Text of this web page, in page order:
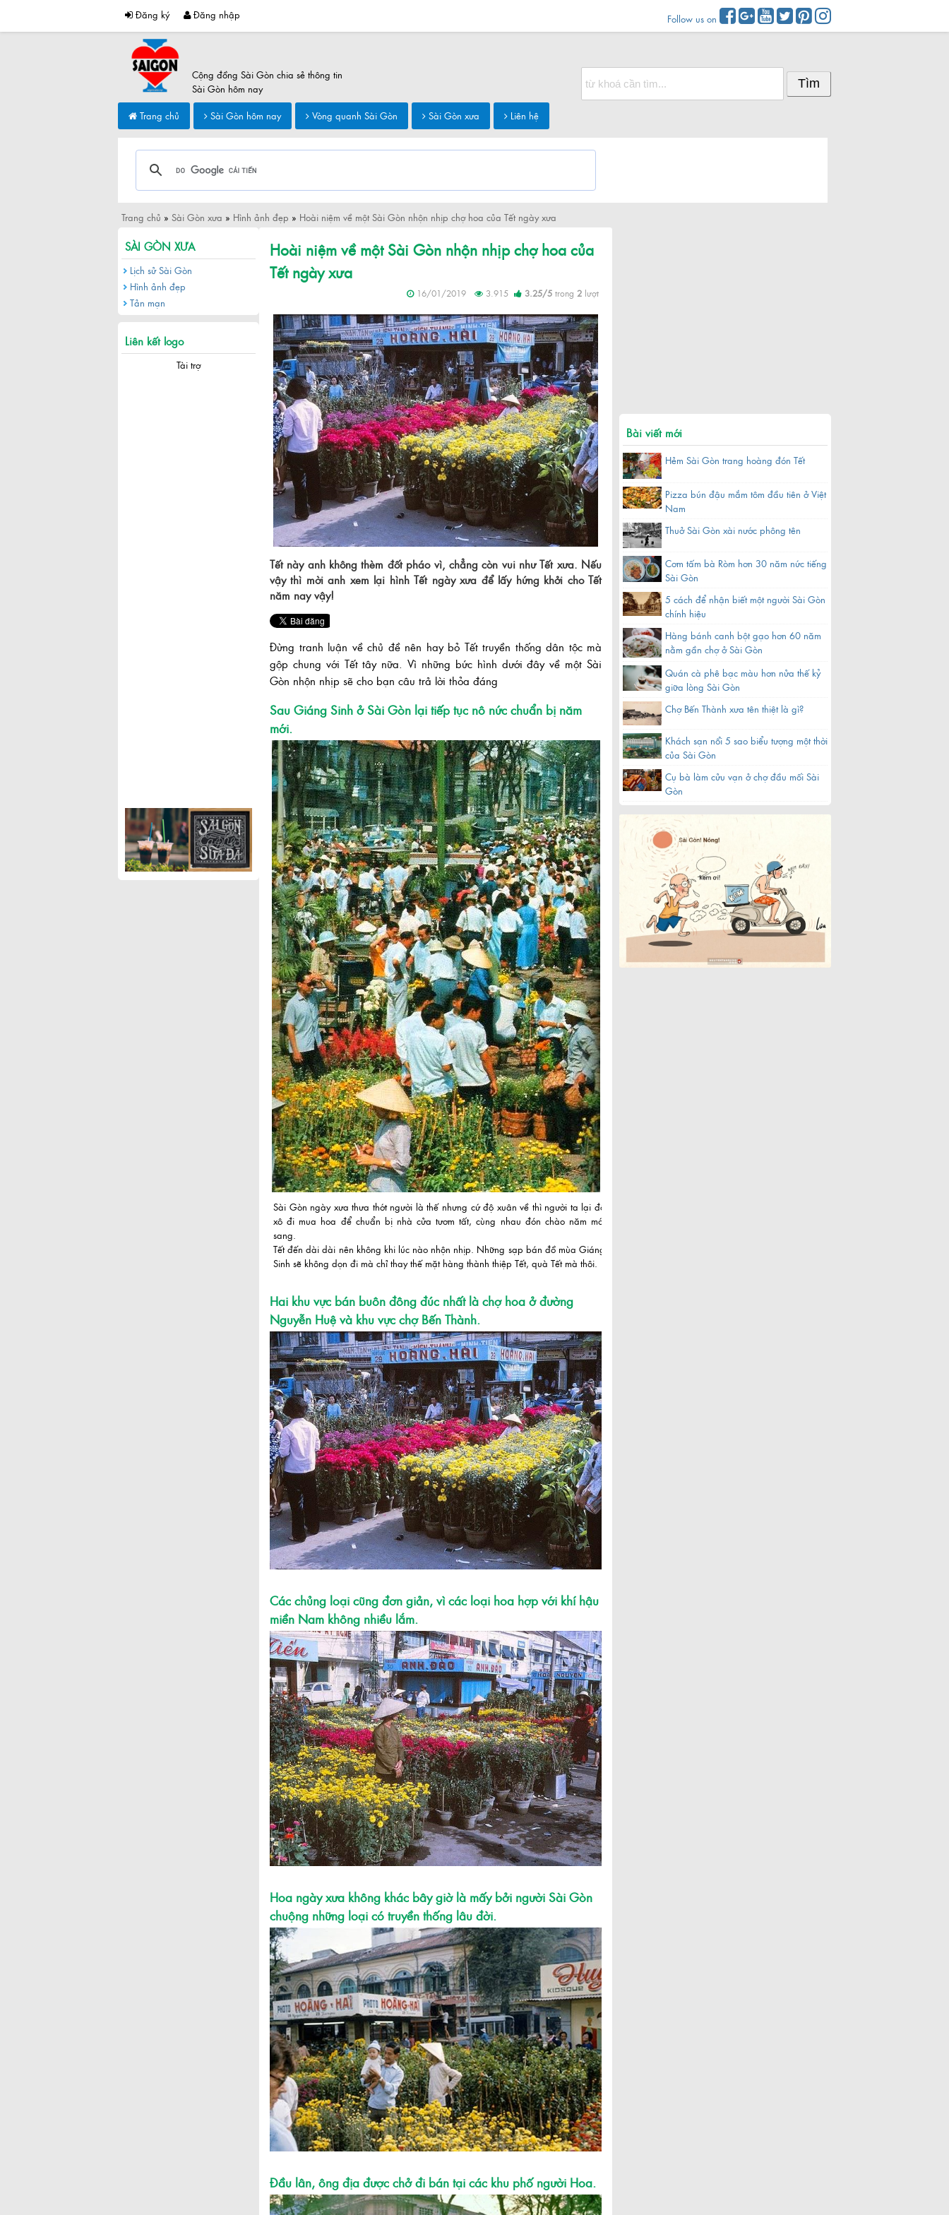
Đăng ký Đăng nhập Follow us on
Cộng đồng Sài Gòn chia sẻ thông tin
Sài Gòn hôm nay
Trang chủ
Sài Gòn hôm nay Vòng quanh Sài Gòn Sài Gòn xưa Liên hệ
Trang chủ » Sài Gòn xưa » Hình ảnh đẹp » Hoài niệm về một Sài Gòn nhộn nhịp chợ hoa của Tết ngày xưa
Hoài niệm về một Sài Gòn nhộn nhịp chợ hoa của
Tết ngày xưa
16/01/2019 3.915 3.25/5 trong 2 lượt
Tết này anh không thèm đốt pháo vì, chẳng còn vui như Tết xưa. Nếu
vậy thì mời anh xem lại hình Tết ngày xưa để lấy hứng khởi cho Tết
năm nay vậy!
Đừng tranh luận về chủ đề nên hay bỏ Tết truyền thống dân tộc mà
gộp chung với Tết tây nữa. Vì những bức hình dưới đây về một Sài
Gòn nhộn nhịp sẽ cho bạn câu trả lời thỏa đáng
Sau Giáng Sinh ở Sài Gòn lại tiếp tục nô nức chuẩn bị năm
mới.
Sài Gòn ngày xưa thưa thớt người là thế nhưng cứ độ xuân về thì người ta lại đổ
xô đi mua hoa để chuẩn bị nhà cửa tươm tất, cùng nhau đón chào năm mới
sang.
Tết đến dài dài nên không khi lúc nào nhộn nhịp. Những sạp bán đồ mùa Giáng
Sinh sẽ không dọn đi mà chỉ thay thế mặt hàng thành thiệp Tết, quà Tết mà thôi.
Hai khu vực bán buôn đông đúc nhất là chợ hoa ở đường
Nguyễn Huệ và khu vực chợ Bến Thành.
Các chủng loại cũng đơn giản, vì các loại hoa hợp với khí hậu
miền Nam không nhiều lắm.
Hoa ngày xưa không khác bây giờ là mấy bởi người Sài Gòn
chuộng những loại có truyền thống lâu đời.
Đầu lân, ông địa được chở đi bán tại các khu phố người Hoa.
SÀI GÒN XƯA
Lịch sử Sài Gòn
Hình ảnh đẹp
Tản mạn
Liên kết logo
Tài trợ
Bài viết mới
Hẻm Sài Gòn trang hoàng đón Tết
Pizza bún đậu mắm tôm đầu tiên ở Việt
Nam
Thuở Sài Gòn xài nước phông tên
Cơm tấm bà Ròm hơn 30 năm nức tiếng
Sài Gòn
5 cách để nhận biết một người Sài Gòn
chính hiệu
Hàng bánh canh bột gạo hơn 60 năm
nằm gần chợ ở Sài Gòn
Quán cà phê bạc màu hơn nửa thế kỷ
giữa lòng Sài Gòn
Chợ Bến Thành xưa tên thiệt là gì?
Khách sạn nổi 5 sao biểu tượng một thời
của Sài Gòn
Cụ bà làm cửu vạn ở chợ đầu mối Sài
Gòn